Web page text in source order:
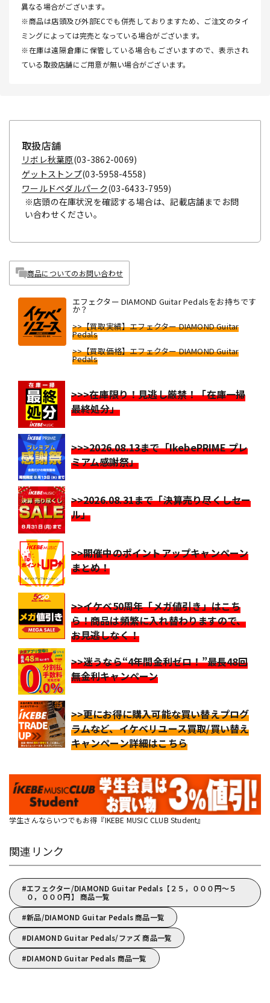
異なる場合がございます。
※商品は店頭及び外部ECでも併売しておりますため、ご注文のタイ
ミングによっては完売となっている場合がございます。
※在庫は遠隔倉庫に保管している場合もございますので、表示され
ている取扱店舗にご用意が無い場合がございます。
取扱店舗
リボレ秋葉原(03-3862-0069)
ゲットストンプ(03-5958-4558)
ワールドペダルパーク(03-6433-7959)
※店頭の在庫状況を確認する場合は、記載店舗までお問
い合わせください。
商品についてのお問い合わせ
エフェクター DIAMOND Guitar Pedalsをお持ちです
か？
>>【買取実績】エフェクター DIAMOND Guitar
Pedals
>>【買取価格】エフェクター DIAMOND Guitar
Pedals
>>>在庫限り！見逃し厳禁！「在庫一掃
最終処分」
>>>2026.08.13まで「IkebePRIME プレ
ミアム感謝祭」
>>2026.08.31まで「決算売り尽くしセー
ル」
>>開催中のポイントアップキャンペーン
まとめ！
>>イケベ50周年「メガ値引き」はこち
ら！商品は頻繁に入れ替わりますので、
お見逃しなく！
>>迷うなら“4年間金利ゼロ！”最長48回
無金利キャンペーン
>>更にお得に購入可能な買い替えプログ
ラムなど、イケベリユース買取/買い替え
キャンペーン詳細はこちら
学生さんならいつでもお得『IKEBE MUSIC CLUB Student』
関連リンク
エフェクター/DIAMOND Guitar Pedals【２５，０００円～５
０，０００円】 商品一覧
新品/DIAMOND Guitar Pedals 商品一覧
DIAMOND Guitar Pedals/ファズ 商品一覧
DIAMOND Guitar Pedals 商品一覧